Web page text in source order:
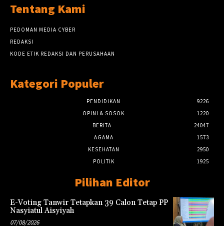
Tentang Kami
PEDOMAN MEDIA CYBER
REDAKSI
KODE ETIK REDAKSI DAN PERUSAHAAN
Kategori Populer
PENDIDIKAN
9226
OPINI & SOSOK
1220
BERITA
24047
AGAMA
1573
KESEHATAN
2950
POLITIK
1925
Pilihan Editor
E-Voting Tanwir Tetapkan 39 Calon Tetap PP
Nasyiatul Aisyiyah
07/08/2026